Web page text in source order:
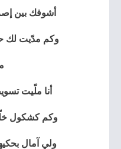
أشوفك بين
وكم مدّيت لك
أنا ملّيت
وكم كشكول
ولي آمال